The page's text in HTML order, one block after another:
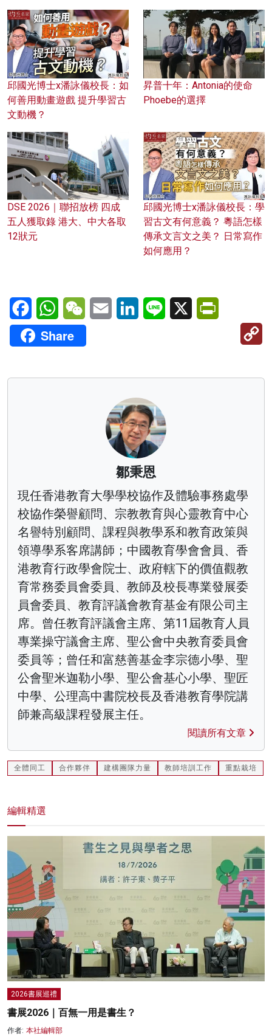
邱國光博士x潘詠儀校長：如
何善用動畫遊戲 提升學習古
文動機？
昇普十年：Antonia的使命
Phoebe的選擇
DSE 2026｜聯招放榜 四成
五人獲取錄 港大、中大各取
12狀元
邱國光博士x潘詠儀校長：學
習古文有何意義？ 粵語怎樣
傳承文言文之美？ 日常寫作
如何應用？
FacebookWhatsAppWeChatEmail LinkedInLine X
Share
鄒秉恩
現任香港教育大學學校協作及體驗事務處學
校協作榮譽顧問、宗教教育與心靈教育中心
名譽特別顧問、課程與教學系和教育政策與
領導學系客席講師；中國教育學會會員、香
港教育行政學會院士、政府轄下的價值觀教
育常務委員會委員、教師及校長專業發展委
員會委員、教育評議會教育基金有限公司主
席。曾任教育評議會主席、第11屆教育人員
專業操守議會主席、聖公會中央教育委員會
委員等；曾任和富慈善基金李宗德小學、聖
公會聖米迦勒小學、聖公會基心小學、聖匠
中學、公理高中書院校長及香港教育學院講
師兼高級課程發展主任。
閱讀所有文章
全體同工 合作夥伴 建構團隊力量 教師培訓工作 重點栽培
編輯精選
2026書展巡禮
書展2026｜百無一用是書生？
作者: 本社編輯部